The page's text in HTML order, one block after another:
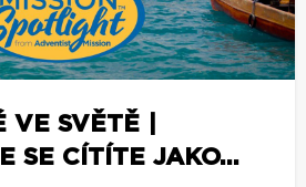
VE SVĚTĚ |
SE CÍTÍTE JAKO...